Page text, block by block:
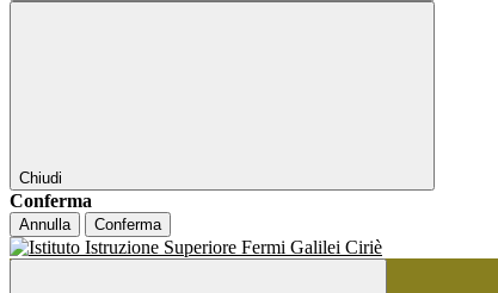
Chiudi
Conferma
Annulla Conferma